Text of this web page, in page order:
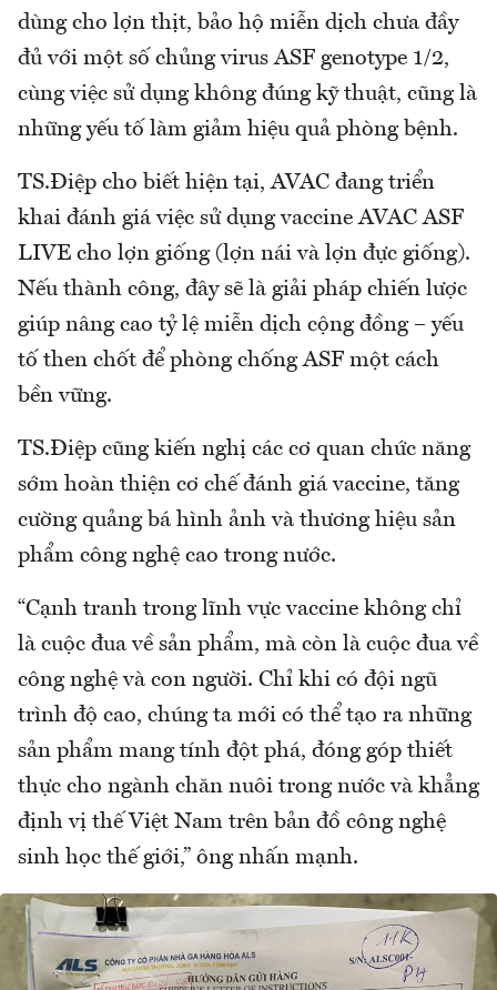
dùng cho lợn thịt, bảo hộ miễn dịch chưa đầy
đủ với một số chủng virus ASF genotype 1/2,
cùng việc sử dụng không đúng kỹ thuật, cũng là
những yếu tố làm giảm hiệu quả phòng bệnh.
TS.Điệp cho biết hiện tại, AVAC đang triển
khai đánh giá việc sử dụng vaccine AVAC ASF
LIVE cho lợn giống (lợn nái và lợn đực giống).
Nếu thành công, đây sẽ là giải pháp chiến lược
giúp nâng cao tỷ lệ miễn dịch cộng đồng – yếu
tố then chốt để phòng chống ASF một cách
bền vững.
TS.Điệp cũng kiến nghị các cơ quan chức năng
sớm hoàn thiện cơ chế đánh giá vaccine, tăng
cường quảng bá hình ảnh và thương hiệu sản
phẩm công nghệ cao trong nước.
“Cạnh tranh trong lĩnh vực vaccine không chỉ
là cuộc đua về sản phẩm, mà còn là cuộc đua về
công nghệ và con người. Chỉ khi có đội ngũ
trình độ cao, chúng ta mới có thể tạo ra những
sản phẩm mang tính đột phá, đóng góp thiết
thực cho ngành chăn nuôi trong nước và khẳng
định vị thế Việt Nam trên bản đồ công nghệ
sinh học thế giới,” ông nhấn mạnh.